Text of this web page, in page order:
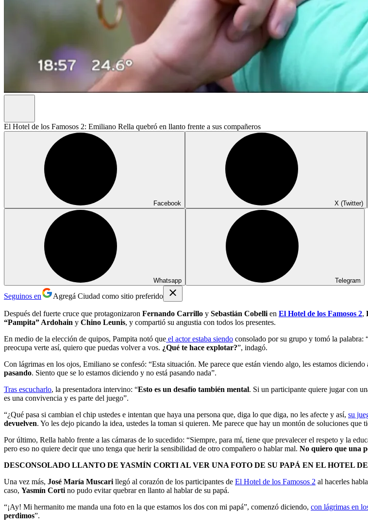
El Hotel de los Famosos 2: Emiliano Rella quebró en llanto frente a sus compañeros
Facebook X (Twitter)
Whatsapp Telegram
Seguinos en Agregá Ciudad como sitio preferido
Después del fuerte cruce que protagonizaron Fernando Carrillo y Sebastián Cobelli en El Hotel de los Famosos 2,
“Pampita” Ardohain y Chino Leunis, y compartió su angustia con todos los presentes.
En medio de la elección de quipos, Pampita notó que el actor estaba siendo consolado por su grupo y tomó la palabra:
preocupa verte así, quiero que puedas volver a vos. ¿Qué te hace explotar?”, indagó.
Con lágrimas en los ojos, Emiliano se confesó: “Esta situación. Me parece que están viendo algo, les estamos diciendo
pasando. Siento que se lo estamos diciendo y no está pasando nada”.
Tras escucharlo, la presentadora intervino: “Esto es un desafío también mental. Si un participante quiere jugar con
es una convivencia y es parte del juego”.
“¿Qué pasa si cambian el chip ustedes e intentan que haya una persona que, diga lo que diga, no les afecte y así, su
devuelven. Yo les dejo picando la idea, ustedes la toman si quieren. Me parece que hay un montón de soluciones que
Por último, Rella hablo frente a las cámaras de lo sucedido: “Siempre, para mí, tiene que prevalecer el respeto y la
pero eso no quiere decir que uno tenga que herir la sensibilidad de otro compañero o hablar mal. No quiero que una
DESCONSOLADO LLANTO DE YASMÍN CORTI AL VER UNA FOTO DE SU PAPÁ EN EL HOTEL DE
Una vez más, José María Muscari llegó al corazón de los participantes de El Hotel de los Famosos 2 al hacerles
caso, Yasmín Corti no pudo evitar quebrar en llanto al hablar de su papá.
“¡Ay! Mi hermanito me manda una foto en la que estamos los dos con mi papá”, comenzó diciendo, con lágrimas en
perdimos”.